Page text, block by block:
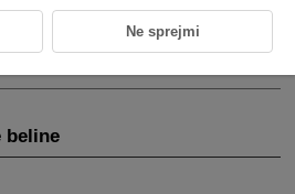
beline
enak učinek kot uporaba filtra za
beline
Ne sprejmi